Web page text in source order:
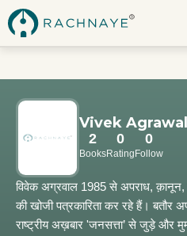
Vivek Agrawal
2
Books
0
Rating
0
Follow
विवेक अग्रवाल 1985 से अपराध,
की खोजी पत्रकारिता कर रहे हैं। बतौर
राष्ट्रीय अख़बार 'जनसत्ता’ से जुड़े और